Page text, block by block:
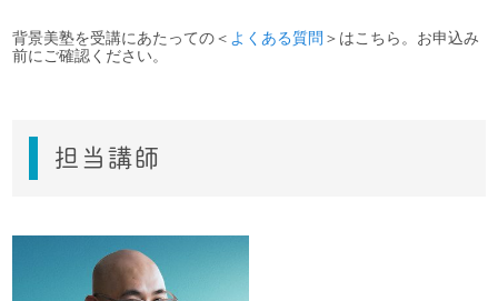
背景美塾を受講にあたっての＜ よくある質問 ＞はこちら。お申込み
前にご確認ください。
担当講師